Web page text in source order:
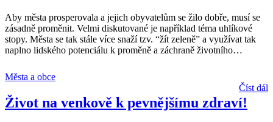
Aby města prosperovala a jejich obyvatelům se žilo dobře, musí se
zásadně proměnit. Velmi diskutované je například téma uhlíkové
stopy. Města se tak stále více snaží tzv. “žít zeleně” a využívat tak
naplno lidského potenciálu k proměně a záchraně životního…
Města a obce
Číst dál
Život na venkově k pevnějšímu zdraví!